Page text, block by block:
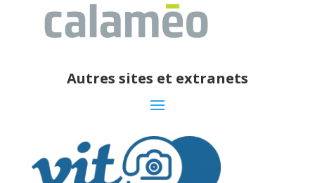
Autres sites et extranets